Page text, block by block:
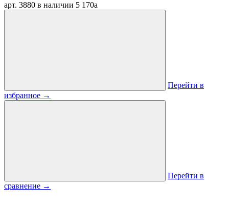
арт. 3880 в наличии 5 170a
Перейти в
избранное →
Перейти в
сравнение →